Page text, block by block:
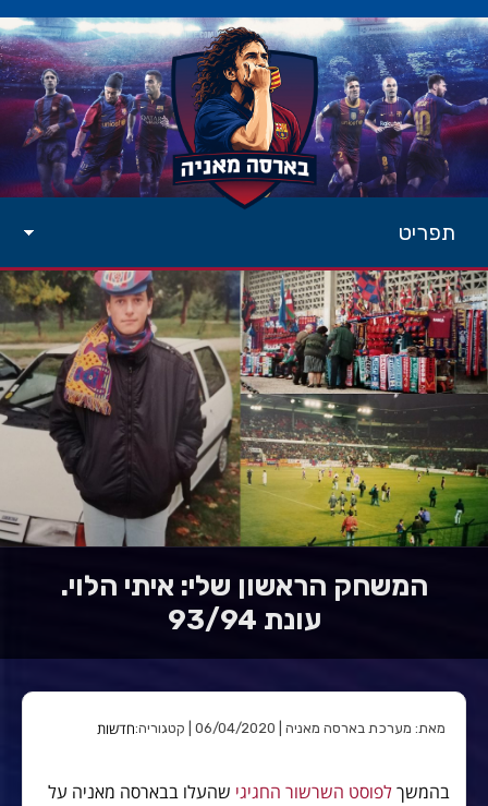
תפריט
המשחק הראשון שלי: איתי הלוי.
עונת 93/94
מאת: מערכת בארסה מאניה | 06/04/2020 | קטגוריה: חדשות
בהמשךלפוסט השרשור החגיגי שהעלו בבארסה מאניה על